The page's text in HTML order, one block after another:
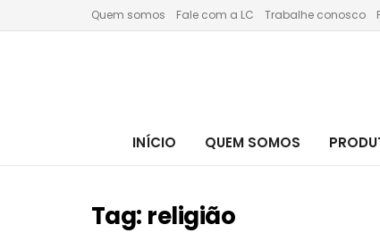
Quem somos Fale com a LC Trabalhe conosco
INÍCIO QUEM SOMOS
Tag: religião